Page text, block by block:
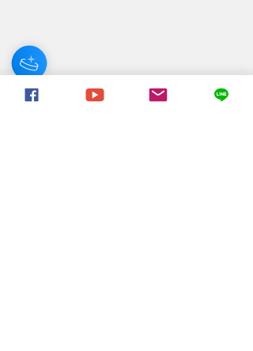
How can we do better next time?
Previous